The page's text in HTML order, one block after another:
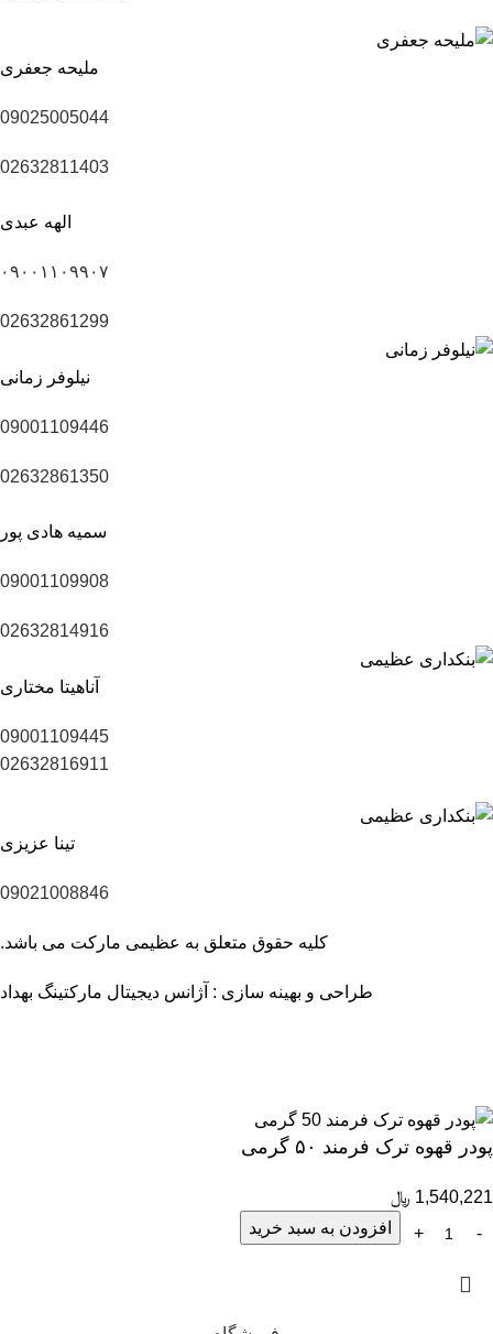
ملیحه جعفری
09025005044
02632811403
الهه عبدی
۰۹۰۰۱۱۰۹۹۰۷
02632861299
نیلوفر زمانی
09001109446
02632861350
سمیه هادی پور
09001109908
02632814916
آناهیتا مختاری
09001109445
02632816911
تینا عزیزی
09021008846
کلیه حقوق متعلق به عظیمی مارکت می باشد.
طراحی و بهینه سازی : آژانس دیجیتال مارکتینگ بهداد
پودر قهوه ترک فرمند ۵۰ گرمی
1,540,221 ﷼
افزودن به سبد خرید